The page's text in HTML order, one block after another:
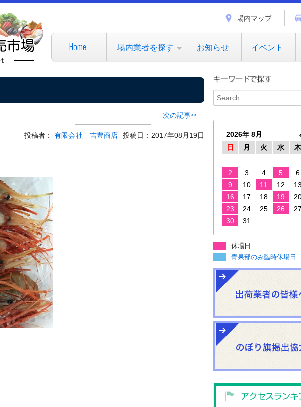
場内マップ
Home 場内業者を探す お知らせ イベント
次の記事>>
投稿者： 有限会社 吉豊商店 投稿日：2017年08月19日
2026年 8月
日
月 火 水 木
2
3 4 5 6
9
10 11 12 13
16
17 18 19
23
24 25 26 27
30
31
休場日
青果部のみ臨時休場日